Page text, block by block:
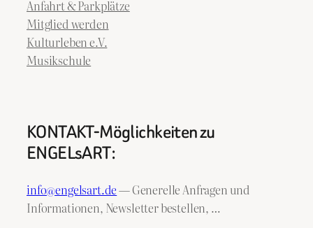
Anfahrt & Parkplätze
Mitglied werden
Kulturleben e.V.
Musikschule
KONTAKT-Möglichkeiten zu
ENGELsART:
info@engelsart.de— Generelle Anfragen und
Informationen, Newsletter bestellen, …